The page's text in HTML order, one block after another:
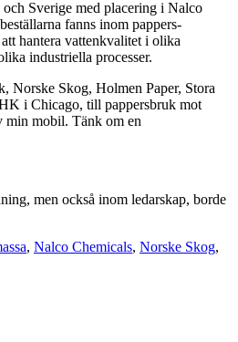
Sverige med placering i Nalco
fanns inom pappers-
hantera vattenkvalitet i olika
industriella processer.
Norske Skog, Holmen Paper, Stora
i Chicago, till pappersbruk mot
min mobil. Tänk om en
men också inom ledarskap, borde
, Nalco Chemicals, Norske Skog,